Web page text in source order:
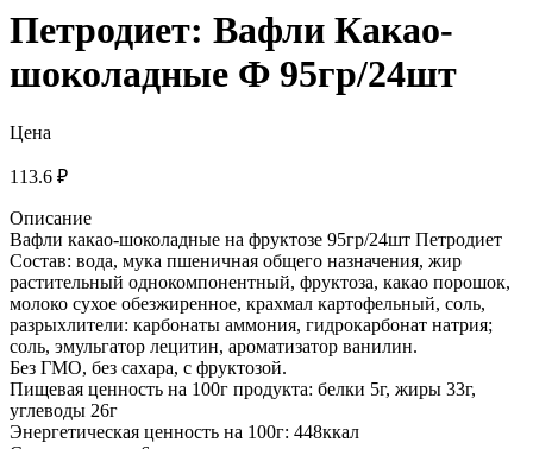
Петродиет: Вафли Какао-
шоколадные Ф 95гр/24шт
Цена
113.6 ₽
Описание
Вафли какао-шоколадные на фруктозе 95гр/24шт Петродиет
Состав: вода, мука пшеничная общего назначения, жир
растительный однокомпонентный, фруктоза, какао порошок,
молоко сухое обезжиренное, крахмал картофельный, соль,
разрыхлители: карбонаты аммония, гидрокарбонат натрия;
соль, эмульгатор лецитин, ароматизатор ванилин.
Без ГМО, без сахара, с фруктозой.
Пищевая ценность на 100г продукта: белки 5г, жиры 33г,
углеводы 26г
Энергетическая ценность на 100г: 448ккал